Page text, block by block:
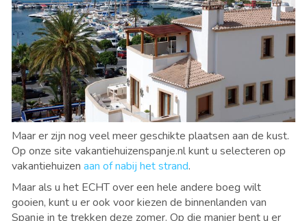
Maar er zijn nog veel meer geschikte plaatsen aan de kust.
Op onze site vakantiehuizenspanje.nl kunt u selecteren op
vakantiehuizen aan of nabij het strand.
Maar als u het ECHT over een hele andere boeg wilt
gooien, kunt u er ook voor kiezen de binnenlanden van
Spanje in te trekken deze zomer. Op die manier bent u er